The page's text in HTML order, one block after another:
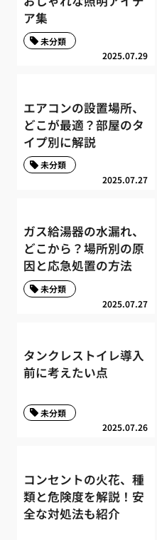
ア集
2025.07.29
未分類
エアコンの設置場所、
どこが最適？部屋のタ
イプ別に解説
2025.07.27
未分類
ガス給湯器の水漏れ、
どこから？場所別の原
因と応急処置の方法
2025.07.27
未分類
タンクレストイレ導入
前に考えたい点
2025.07.26
未分類
コンセントの火花、種
類と危険度を解説！安
全な対処法も紹介